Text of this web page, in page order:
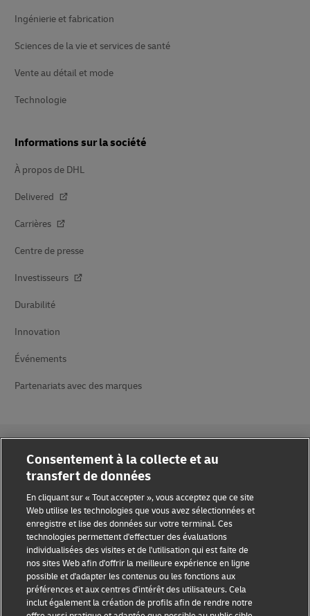
Ingénierie et fabrication
Sciences de la vie et services de santé
Vente au détail et mode
Technologie
Informations sur la société
À propos de DHL
Delivered
Carrières
Centre de presse
Investisseurs
Durabilité
Innovation
Événements
Partenariats avec des marques
Sensibilisation à la fraude
Mention légale
Conditions d’utilisation
Avis de confidentialité
Accessibilité
Consentement à la collecte et au
transfert de données
En cliquant sur « Tout accepter », vous acceptez que ce site
Web utilise les technologies que vous avez sélectionnées et
enregistre et lise des données sur votre terminal. Ces
technologies permettent d'effectuer des évaluations
individualisées des visites et de l'utilisation qui est faite de
nos sites Web afin d'offrir la meilleure expérience en ligne
possible et d'adapter les contenus ou les fonctions aux
préférences et aux centres d'intérêt des utilisateurs. Cela
inclut également la création de profils afin de rendre notre